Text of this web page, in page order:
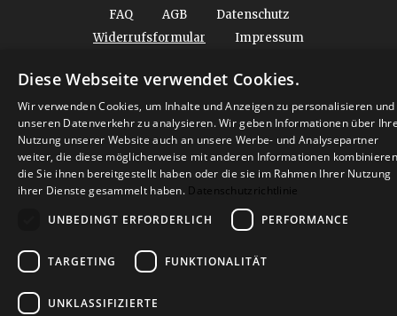
FAQ
AGB
Datenschutz
Widerrufsformular
Impressum
© 2026Baltic Design Shop. Baltic Design Shop
Diese Webseite verwendet Cookies.
Wir verwenden Cookies, um Inhalte und Anzeigen zu personalisieren und
unseren Datenverkehr zu analysieren. Wir geben Informationen über
Nutzung unserer Website auch an unsere Werbe- und Analysepartner
weiter, die diese möglicherweise mit anderen Informationen
die Sie ihnen bereitgestellt haben oder die sie im Rahmen Ihrer Nutzung
ihrer Dienste gesammelt haben. Datenschutzrichtlinie
UNBEDINGT ERFORDERLICH
PERFORMANCE
TARGETING FUNKTIONALITÄT
UNKLASSIFIZIERTE